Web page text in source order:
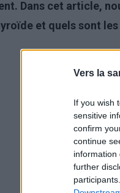
Vers la
If you wish
sensitive
confirm
continue
information
further
Dans cet article,
et quels sont